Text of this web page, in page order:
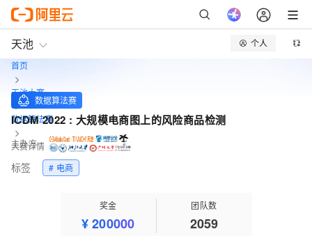
天池
个人
首页
天池大赛
数据算法赛
大赛详情
数据算法赛
ICDM 2022 : 大规模电商图上的风险商品检测
主办方
标签 # 电商
奖金
¥ 200000
团队数
2059